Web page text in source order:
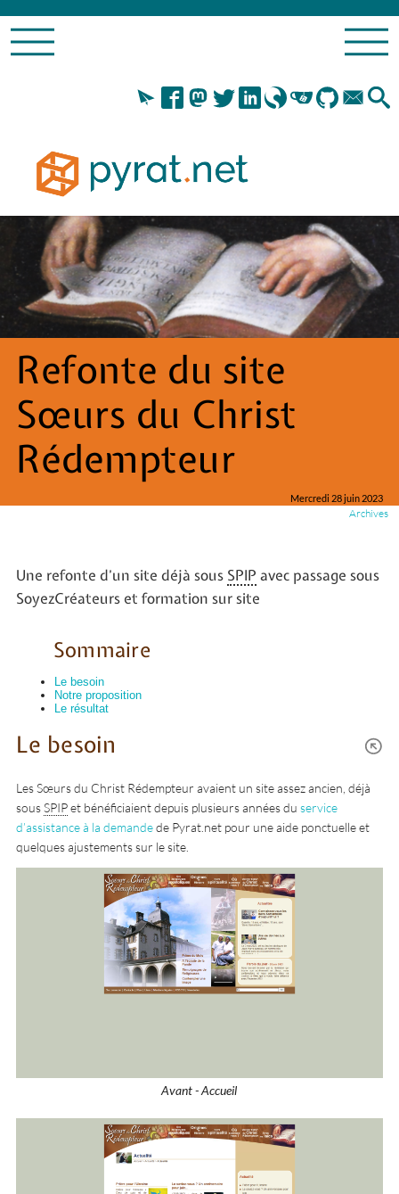
Refonte du site
Sœurs du Christ
Rédempteur
Mercredi 28 juin 2023
Archives
Une refonte d’un site déjà sous SPIP avec passage sous
SoyezCréateurs et formation sur site
Sommaire
Le besoin
Notre proposition
Le résultat
Le besoin
Les Sœurs du Christ Rédempteur avaient un site assez ancien, déjà
sousSPIPet bénéficiaient depuis plusieurs années duservice
d’assistance à la demandede Pyrat.net pour une aide ponctuelle et
quelques ajustements sur le site.
Avant - Accueil